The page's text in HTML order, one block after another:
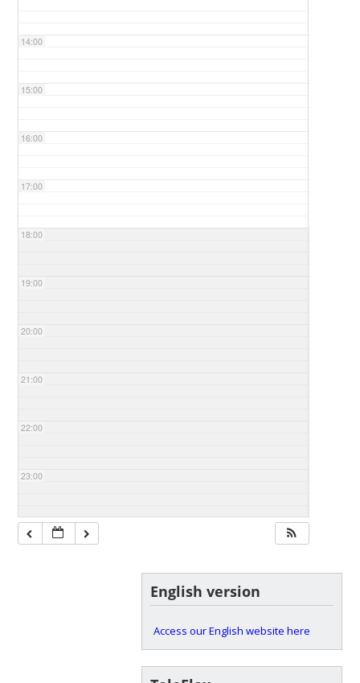
14:00
15:00
16:00
17:00
18:00
19:00
20:00
21:00
22:00
23:00
English version
Access our English website here